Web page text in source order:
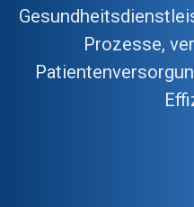
Prozesse,